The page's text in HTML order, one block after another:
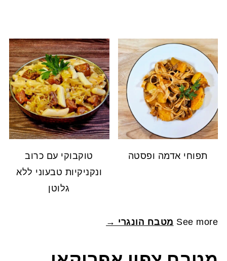
תפוחי אדמה ופסטה
טוקבוקי עם כרוב
ונקניקיות טבעוני ללא
גלוטן
See more מטבח הונגרי →